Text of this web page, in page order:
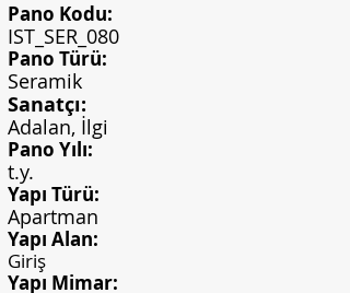
Pano Kodu:
IST_SER_080
Pano Türü:
Seramik
Sanatçı:
Adalan, İlgi
Pano Yılı:
t.y.
Yapı Türü:
Apartman
Yapı Alan:
Giriş
Yapı Mimar: